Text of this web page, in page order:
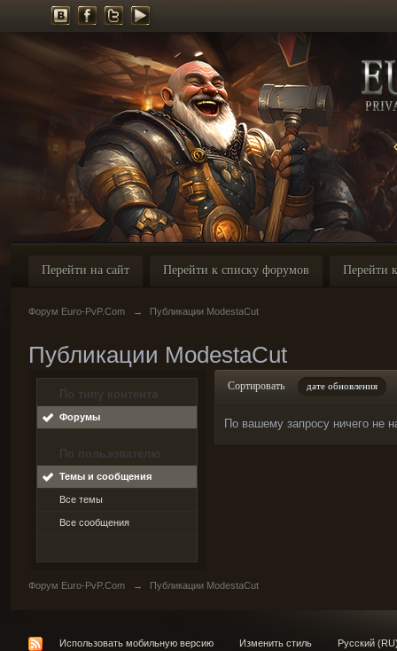
Перейти на сайт Перейти к списку форумов Перейти
Форум Euro-PvP.Com → Публикации ModestaCut
Публикации ModestaCut
По типу контента
Форумы
По пользователю
Темы и сообщения
Все темы
Все сообщения
Сортировать дате обновления
По вашему запросу ничего не
Форум Euro-PvP.Com → Публикации ModestaCut
Использовать мобильную версию Изменить стиль Русский